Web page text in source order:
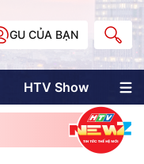
GU CỦA BẠN
HTV Show
Multimedia
Multiform